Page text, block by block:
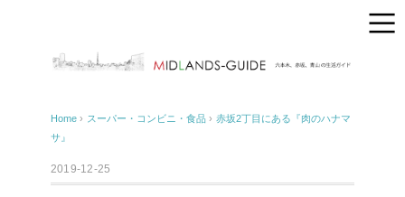
Home › スーパー・コンビニ・食品 › 赤坂2丁目にある『肉のハナマ
サ』
2019-12-25